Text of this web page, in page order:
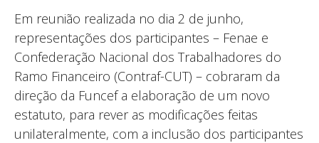
Em reunião realizada no dia 2 de junho,
representações dos participantes – Fenae e
Confederação Nacional dos Trabalhadores do
Ramo Financeiro (Contraf-CUT) – cobraram da
direção da Funcef a elaboração de um novo
estatuto, para rever as modificações feitas
unilateralmente, com a inclusão dos participantes